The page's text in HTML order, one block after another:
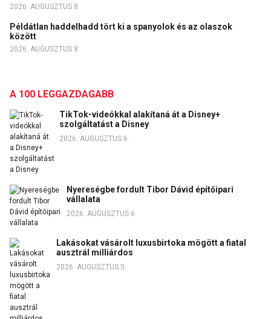
2026. AUGUSZTUS 8.
Példátlan haddelhadd tört ki a spanyolok és az olaszok
között
2026. AUGUSZTUS 8.
A 100 LEGGAZDAGABB
TikTok-videókkal alakítaná át a Disney+
szolgáltatást a Disney
2026. AUGUSZTUS 6.
Nyereségbe fordult Tibor Dávid építőipari
vállalata
2026. AUGUSZTUS 6.
Lakásokat vásárolt luxusbirtoka mögött a fiatal
ausztrál milliárdos
2026. AUGUSZTUS 5.